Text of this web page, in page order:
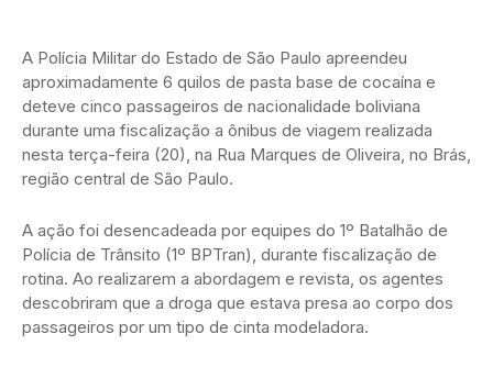
A Polícia Militar do Estado de São Paulo apreendeu
aproximadamente 6 quilos de pasta base de cocaína e
deteve cinco passageiros de nacionalidade boliviana
durante uma fiscalização a ônibus de viagem realizada
nesta terça-feira (20), na Rua Marques de Oliveira, no Brás,
região central de São Paulo.
A ação foi desencadeada por equipes do 1º Batalhão de
Polícia de Trânsito (1º BPTran), durante fiscalização de
rotina. Ao realizarem a abordagem e revista, os agentes
descobriram que a droga que estava presa ao corpo dos
passageiros por um tipo de cinta modeladora.